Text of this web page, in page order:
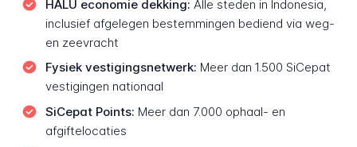
HALU economie dekking: Alle steden in Indonesia,
inclusief afgelegen bestemmingen bediend via weg-
en zeevracht
Fysiek vestigingsnetwerk: Meer dan 1.500 SiCepat
vestigingen nationaal
SiCepat Points: Meer dan 7.000 ophaal- en
afgiftelocaties